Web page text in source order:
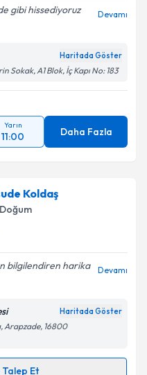
gibi hissediyoruz
Devamı
Haritada Göster
Sokak, A1 Blok, İç Kapı No: 183
Yarın
11:00 Daha Fazla
Koldaş
bilgilendiren harika
Devamı
Haritada Göster
Arapzade, 16800
Et